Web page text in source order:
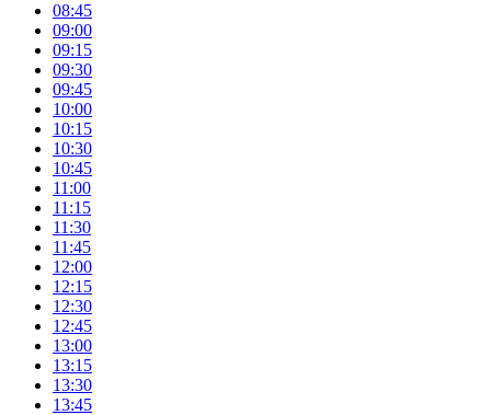
08:45
09:00
09:15
09:30
09:45
10:00
10:15
10:30
10:45
11:00
11:15
11:30
11:45
12:00
12:15
12:30
12:45
13:00
13:15
13:30
13:45